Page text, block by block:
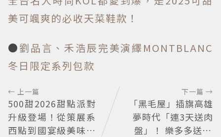
美可颯爽的必收天菜鞋款！
●劉品言、禾浩辰完美演繹MONTBLANC
冬日限定系列包款
← 上一篇
500甜2026甜點派對
升級登場！從策展系
西點到國宴級美味名
下一篇 →
「黑毛屋」插旗高雄
夢時代「連3天送肉
盤」！ 樂多多送40